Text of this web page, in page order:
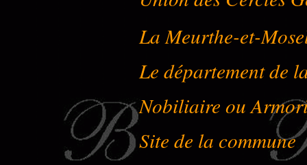
La Meurthe-et-
Le département de
Nobiliaire ou
Site de la commune